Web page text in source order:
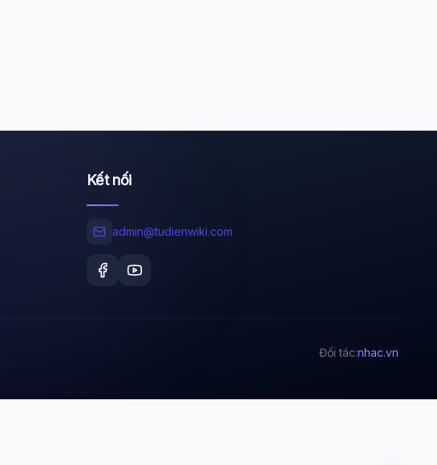
Kết nối
admin@tudienwiki.com
Đối tác:nhac.vn
điều gì về các bài viết trên Wiki!